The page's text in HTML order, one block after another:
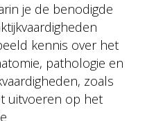
je de benodigde
kennis over het
pathologie en
zoals
uitvoeren op het